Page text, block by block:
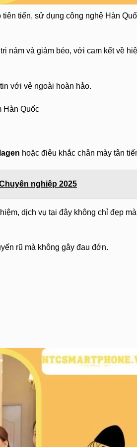
tiến, sử dụng công nghệ Hàn
nám và giảm béo, với cam kết về
với vẻ ngoài hoàn hảo.
Hàn Quốc
hoặc điêu khắc chân mày tân
nghiệp 2025
dịch vụ tại đây không chỉ đẹp mà
rũ mà không gây đau đớn.